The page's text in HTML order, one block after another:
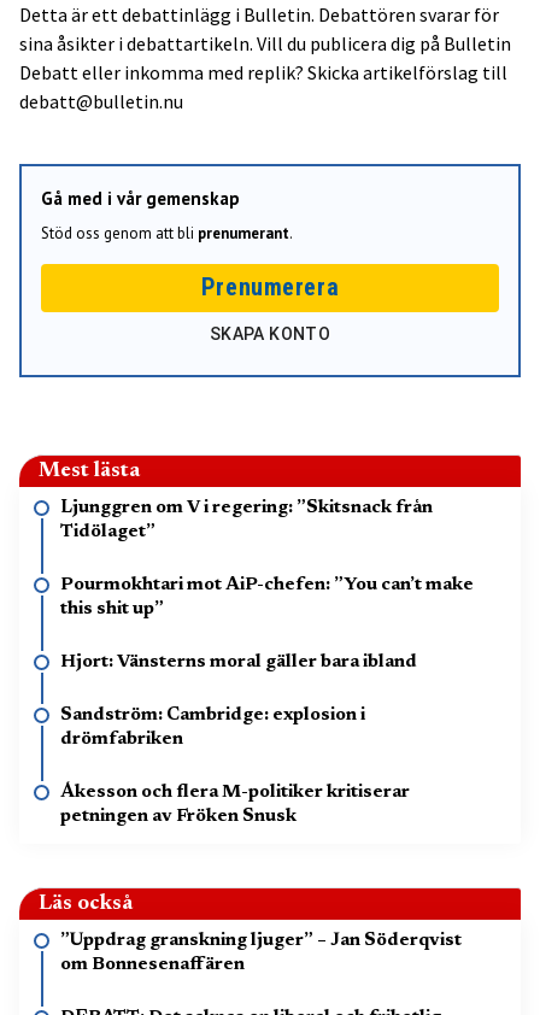
Detta är ett debattinlägg i Bulletin. Debattören svarar för
sina åsikter i debattartikeln. Vill du publicera dig på Bulletin
Debatt eller inkomma med replik? Skicka artikelförslag till
debatt@bulletin.nu
Gå med i vår gemenskap
Stöd oss genom att bli prenumerant.
Prenumerera
SKAPA KONTO
Mest lästa
Ljunggren om V i regering: ”Skitsnack från
Tidölaget”
Pourmokhtari mot AiP-chefen: ”You can’t make
this shit up”
Hjort: Vänsterns moral gäller bara ibland
Sandström: Cambridge: explosion i
drömfabriken
Åkesson och flera M-politiker kritiserar
petningen av Fröken Snusk
Läs också
”Uppdrag granskning ljuger” – Jan Söderqvist
om Bonnesenaffären